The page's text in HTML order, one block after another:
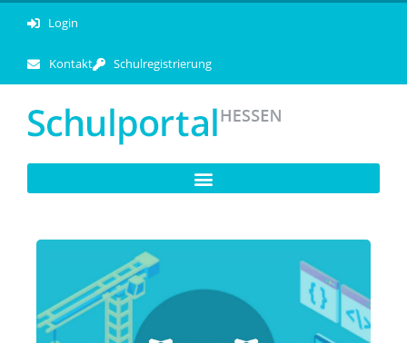
Login
Kontakt Schulregistrierung